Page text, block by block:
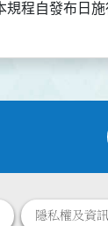
規程自發布日施
隱私權及資